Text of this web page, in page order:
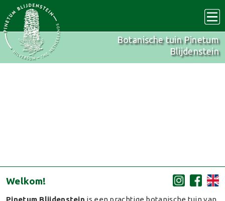
Botanische tuin Pinetum
Blijdenstein
Welkom!
Pinetum Blijdenstein is een prachtige botanische tuin van